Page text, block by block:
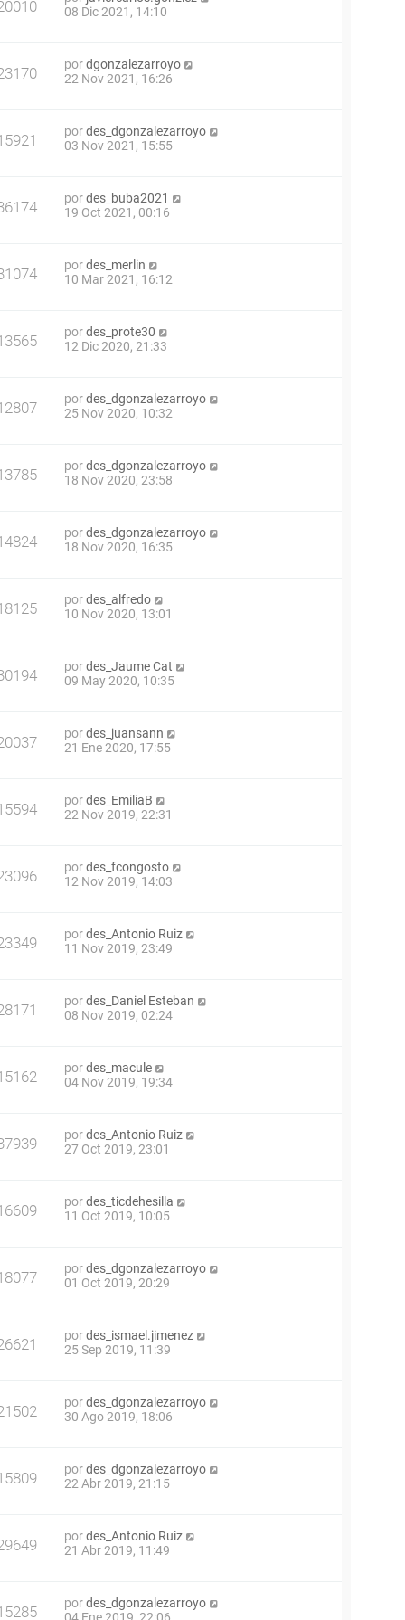
08 Dic 2021, 14:10
pordgonzalezarroyo
22 Nov 2021, 16:26
pordes_dgonzalezarroyo
03 Nov 2021, 15:55
pordes_buba2021
19 Oct 2021, 00:16
pordes_merlin
10 Mar 2021, 16:12
pordes_prote30
12 Dic 2020, 21:33
pordes_dgonzalezarroyo
25 Nov 2020, 10:32
pordes_dgonzalezarroyo
18 Nov 2020, 23:58
pordes_dgonzalezarroyo
18 Nov 2020, 16:35
pordes_alfredo
10 Nov 2020, 13:01
pordes_Jaume Cat
09 May 2020, 10:35
pordes_juansann
21 Ene 2020, 17:55
pordes_EmiliaB
22 Nov 2019, 22:31
pordes_fcongosto
12 Nov 2019, 14:03
pordes_Antonio Ruiz
11 Nov 2019, 23:49
pordes_Daniel Esteban
08 Nov 2019, 02:24
pordes_macule
04 Nov 2019, 19:34
pordes_Antonio Ruiz
27 Oct 2019, 23:01
pordes_ticdehesilla
11 Oct 2019, 10:05
pordes_dgonzalezarroyo
01 Oct 2019, 20:29
pordes_ismael.jimenez
25 Sep 2019, 11:39
pordes_dgonzalezarroyo
30 Ago 2019, 18:06
pordes_dgonzalezarroyo
22 Abr 2019, 21:15
pordes_Antonio Ruiz
21 Abr 2019, 11:49
pordes_dgonzalezarroyo